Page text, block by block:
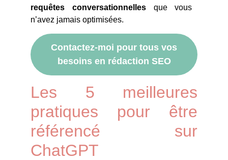
requêtes conversationnellesque vous
n’avez jamais optimisées.
Contactez-moi pour tous vos
besoins en rédaction SEO
Les 5 meilleures
pratiques pour être
référencé sur
ChatGPT